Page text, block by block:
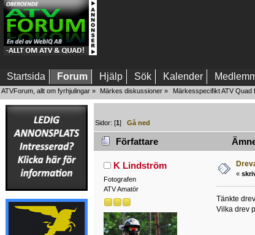
Startsida Forum Hjälp Sök Kalender
ATVForum, allt om fyrhjulingar » Märkes diskussioner » Märkesspecifikt ATV Quad
Sidor: [1]Gå ned
Författare
K Lindström
Fotografen
ATV Amatör
«
Tänkte
Vilka drev